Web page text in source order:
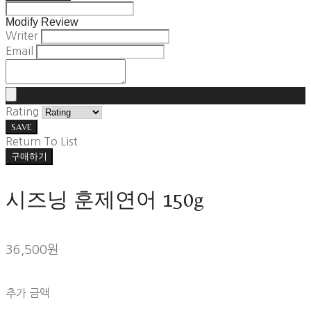
Modify Review
Writer
Email
Rating
SAVE
Return To List
구매하기
시즈닝 훈제연어 150g
36,500원
추가 금액